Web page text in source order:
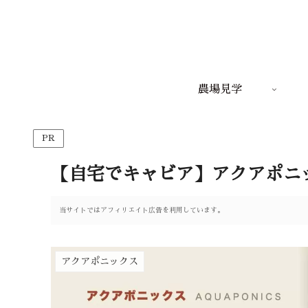
農場見学
PR
【自宅でキャビア】アクアポ
当サイトではアフィリエイト広告を利用しています。
アクアポニックス